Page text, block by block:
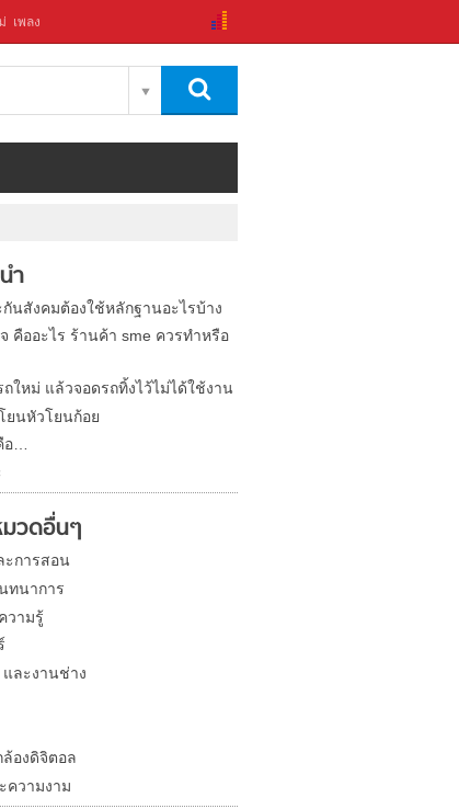
เพลง
ำ
กันสังคมต้องใช้หลักฐานอะไรบ้าง
คืออะไร ร้านค้า sme ควรทำหรือ
ถใหม่ แล้วจอดรถทิ้งไว้ไม่ได้ใช้งาน
ยนหัวโยนก้อย
อ…
วดอื่นๆ
ะการสอน
ทนาการ
วามรู้
ละงานช่าง
องดิจิตอล
ความงาม